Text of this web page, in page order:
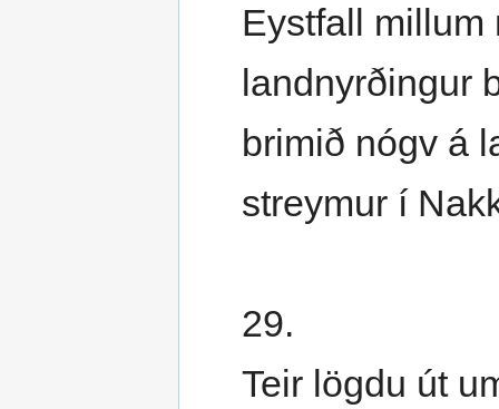
Eystfall millum
landnyrðingur
brimið nógv á
streymur í
29.
Teir lögdu út